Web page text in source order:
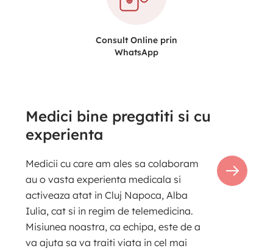
Consult Online prin
WhatsApp
Medici bine pregatiti si cu
experienta
Medicii cu care am ales sa colaboram
au o vasta experienta medicala si
activeaza atat in Cluj Napoca, Alba
Iulia, cat si in regim de telemedicina.
Misiunea noastra, ca echipa, este de a
va ajuta sa va traiti viata in cel mai